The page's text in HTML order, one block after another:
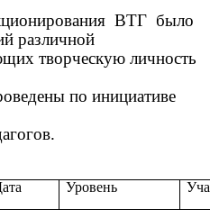
ВТГ было
различной
творческую личность
по инициативе
Уровень